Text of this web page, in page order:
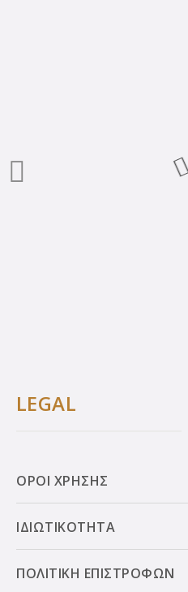
LEGAL
ΟΡΟΙ ΧΡΗΣΗΣ
ΙΔΙΩΤΙΚΟΤΗΤΑ
ΠΟΛΙΤΙΚΗ ΕΠΙΣΤΡΟΦΩΝ